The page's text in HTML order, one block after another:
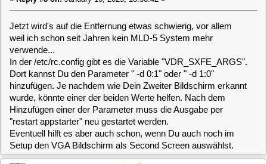
Hatte ich schon wechselseitig in der Hoffnung probiert, dann
HDMI zu sehen...
Atoq Posts: 40
MLD 5.2 Server-Host Communication unsauber
«Reply #10 on: January 17, 2025, 14:50:05 »
sodele... nach einigem Probieren habe ich an dem ASus-
Multimedia-Teil einfach mal das Kabel vom VGA-Anschluss
abgemacht und siehe da: TV-Bild und Ton sind jetzt beide auf
HDMI
Was leider bleibt, ist dass der Server trotz Eintrag der beiden